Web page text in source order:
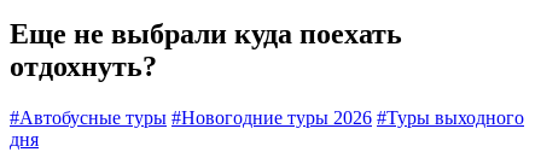
Еще не выбрали куда поехать
отдохнуть?
#Автобусные туры #Новогодние туры 2026 #Туры выходного
дня